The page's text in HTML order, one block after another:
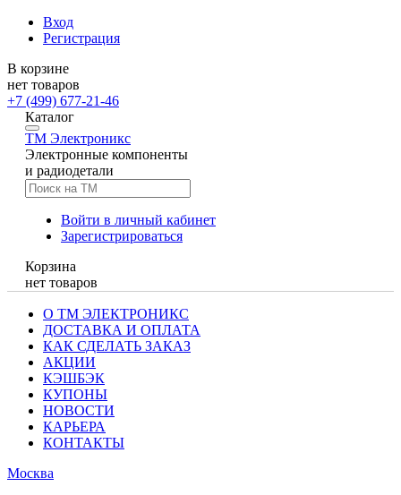
Вход
Регистрация
В корзине
нет товаров
+7 (499) 677-21-46
Каталог
TM Электроникс
Электронные компоненты
и радиодетали
Войти в личный кабинет
Зарегистрироваться
Корзина
нет товаров
О ТМ ЭЛЕКТРОНИКС
ДОСТАВКА И ОПЛАТА
КАК СДЕЛАТЬ ЗАКАЗ
АКЦИИ
КЭШБЭК
КУПОНЫ
НОВОСТИ
КАРЬЕРА
КОНТАКТЫ
Москва